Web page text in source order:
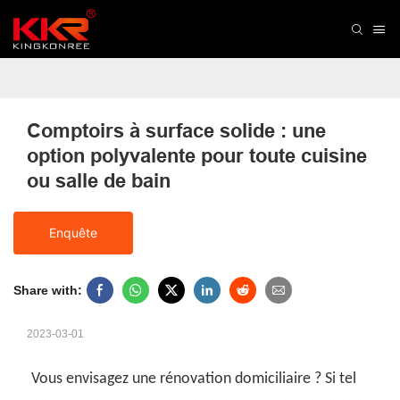
Comptoirs à surface solide : une
option polyvalente pour toute cuisine
ou salle de bain
Enquête
Share with:
2023-03-01
Vous envisagez une rénovation domiciliaire ? Si tel